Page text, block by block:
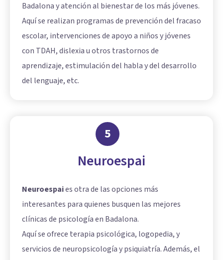
Badalona y atención al bienestar de los más jóvenes.
Aquí se realizan programas de prevención del fracaso
escolar, intervenciones de apoyo a niños y jóvenes
con TDAH, dislexia u otros trastornos de
aprendizaje, estimulación del habla y del desarrollo
del lenguaje, etc.
5
Neuroespai
Neuroespaies otra de las opciones más
interesantes para quienes busquen las mejores
clínicas de psicología en Badalona.
Aquí se ofrece terapia psicológica, logopedia, y
servicios de neuropsicología y psiquiatría. Además, el